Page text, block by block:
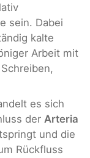
sein. Dabei
kalte
Arbeit mit
es sich
der Arteria
und die
Rückfluss